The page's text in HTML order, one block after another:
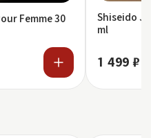
Femme 30
Shiseido
ml
1 499 ₽